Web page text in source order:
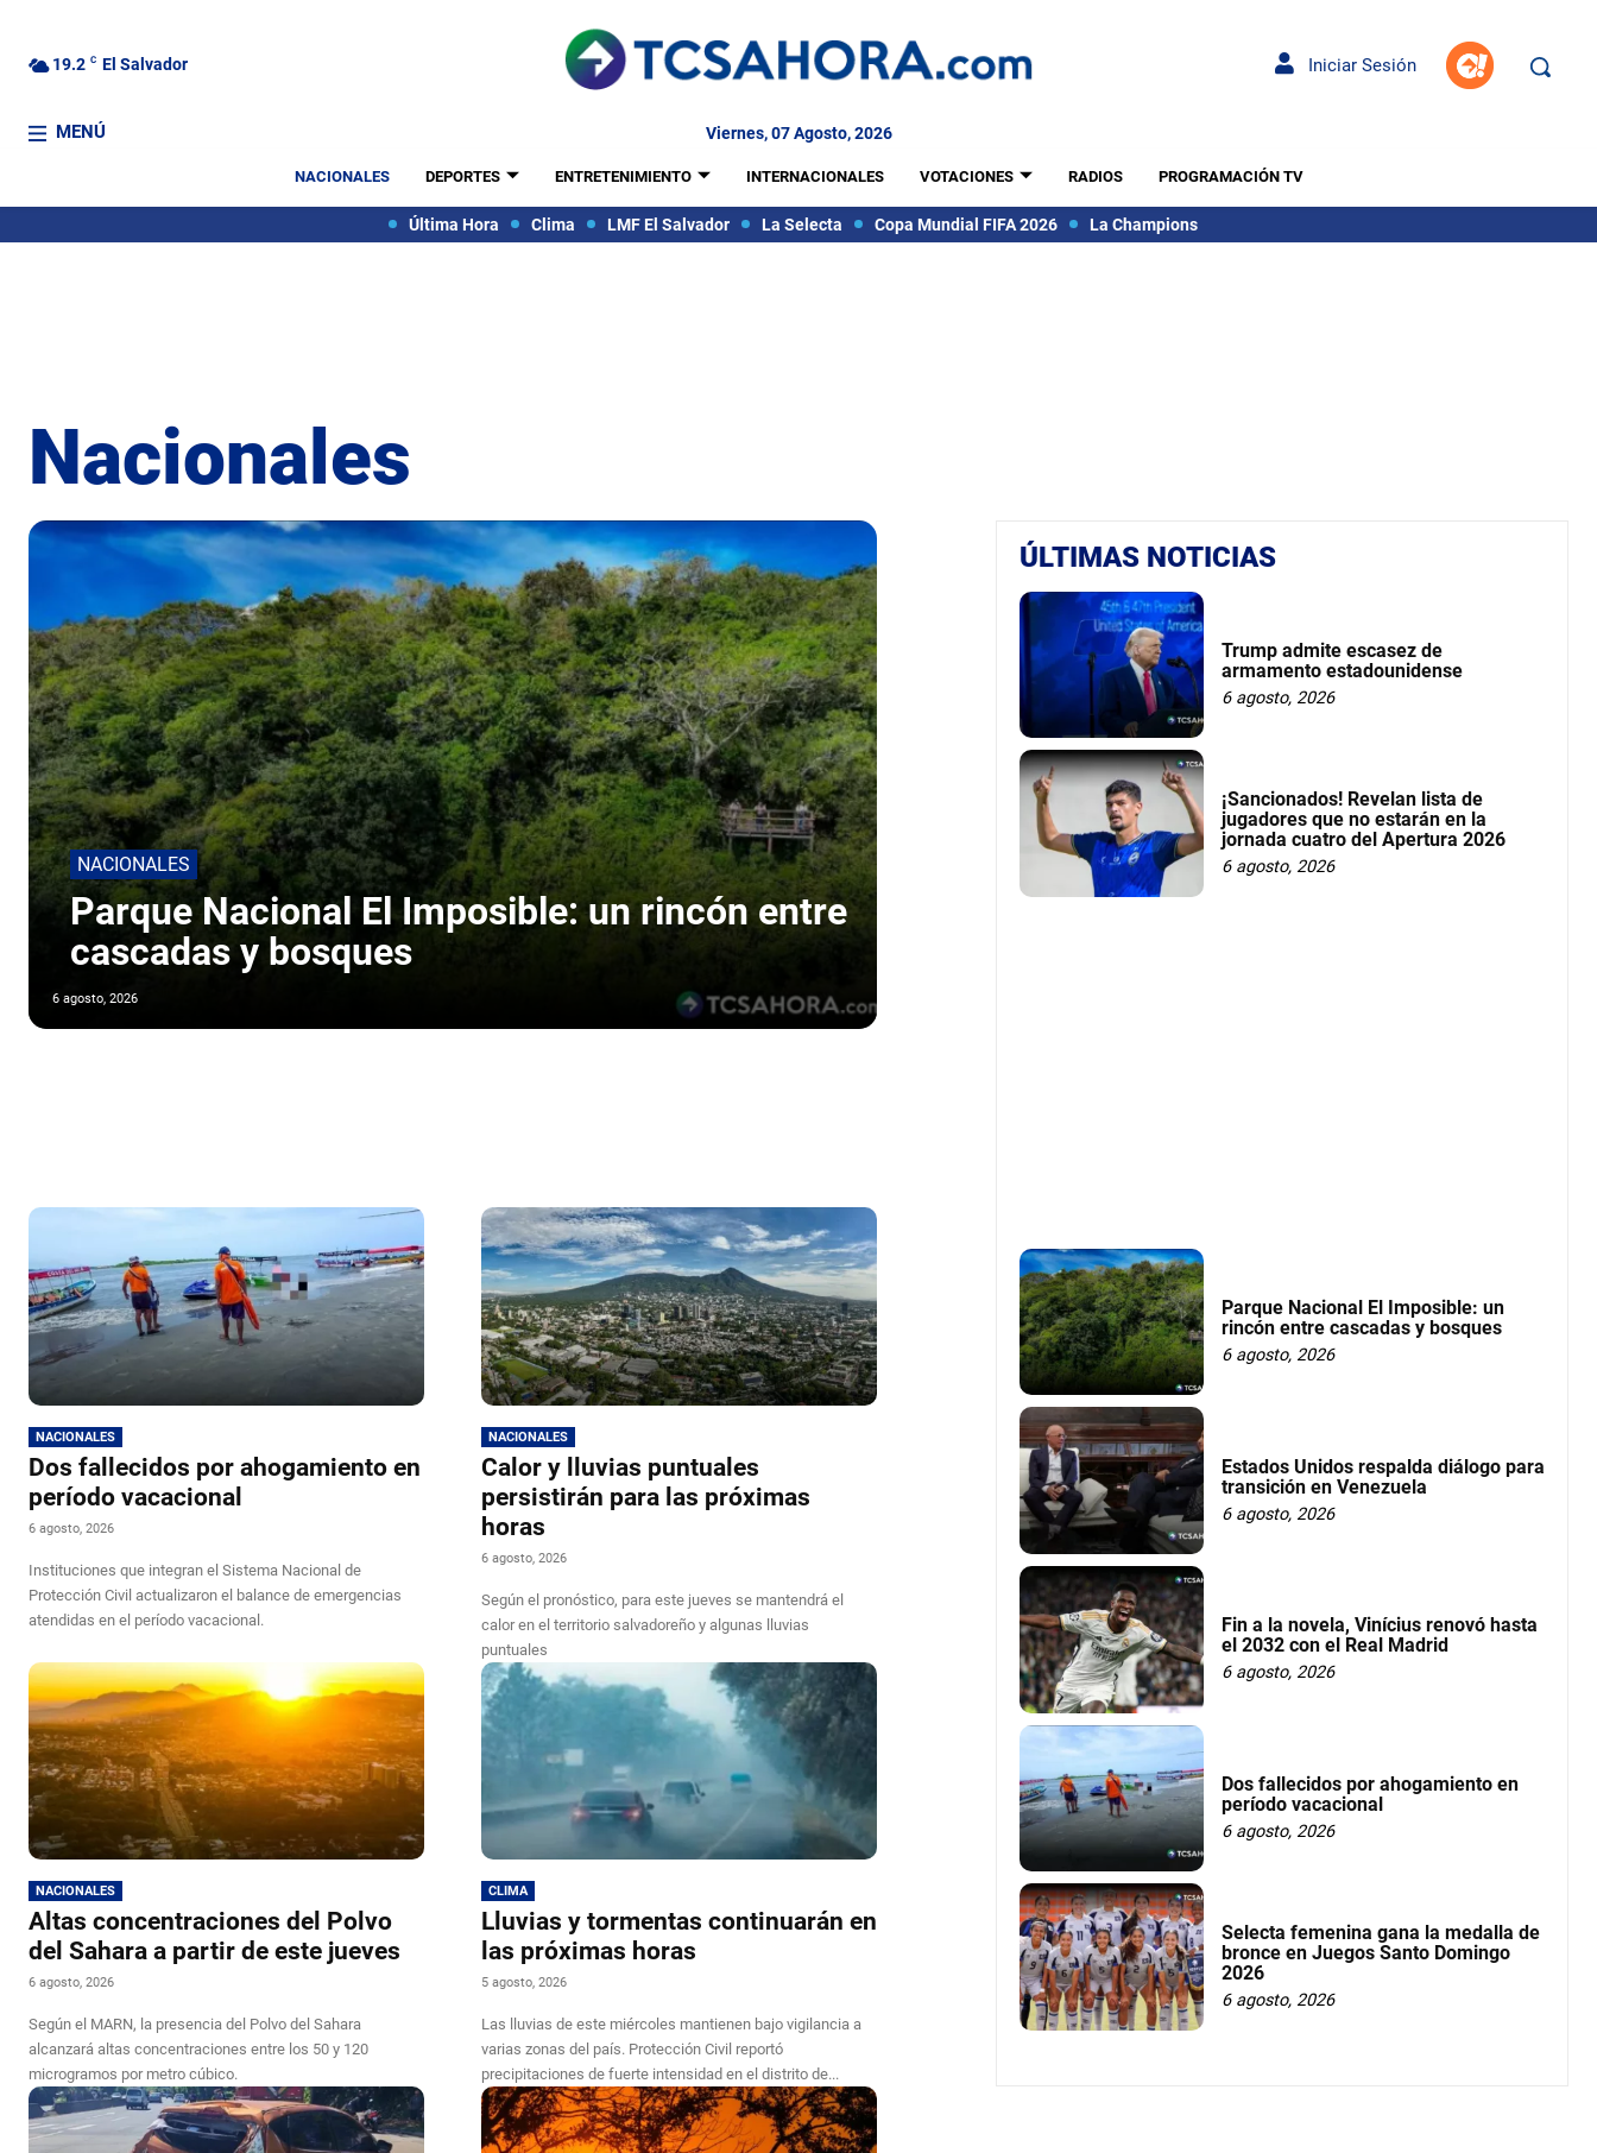
19.2 C El Salvador Iniciar Sesión
MENÚ Viernes, 07 Agosto, 2026
NACIONALES DEPORTES ENTRETENIMIENTO INTERNACIONALES VOTACIONES RADIOS PROGRAMACIÓN TV
Última Hora Clima LMF El Salvador La Selecta Copa Mundial FIFA 2026 La Champions
Nacionales
NACIONALES
Parque Nacional El Imposible: un rincón entre
cascadas y bosques
6 agosto, 2026
NACIONALES
Dos fallecidos por ahogamiento en
período vacacional
6 agosto, 2026
Instituciones que integran el Sistema Nacional de
Protección Civil actualizaron el balance de emergencias
atendidas en el período vacacional.
NACIONALES
Calor y lluvias puntuales
persistirán para las próximas
horas
6 agosto, 2026
Según el pronóstico, para este jueves se mantendrá el
calor en el territorio salvadoreño y algunas lluvias
puntuales
NACIONALES
Altas concentraciones del Polvo
del Sahara a partir de este jueves
6 agosto, 2026
Según el MARN, la presencia del Polvo del Sahara
alcanzará altas concentraciones entre los 50 y 120
microgramos por metro cúbico.
CLIMA
Lluvias y tormentas continuarán en
las próximas horas
5 agosto, 2026
Las lluvias de este miércoles mantienen bajo vigilancia a
varias zonas del país. Protección Civil reportó
precipitaciones de fuerte intensidad en el distrito de...
ÚLTIMAS NOTICIAS
Trump admite escasez de
armamento estadounidense
6 agosto, 2026
¡Sancionados! Revelan lista de
jugadores que no estarán en la
jornada cuatro del Apertura 2026
6 agosto, 2026
Parque Nacional El Imposible: un
rincón entre cascadas y bosques
6 agosto, 2026
Estados Unidos respalda diálogo para
transición en Venezuela
6 agosto, 2026
Fin a la novela, Vinícius renovó hasta
el 2032 con el Real Madrid
6 agosto, 2026
Dos fallecidos por ahogamiento en
período vacacional
6 agosto, 2026
Selecta femenina gana la medalla de
bronce en Juegos Santo Domingo
2026
6 agosto, 2026